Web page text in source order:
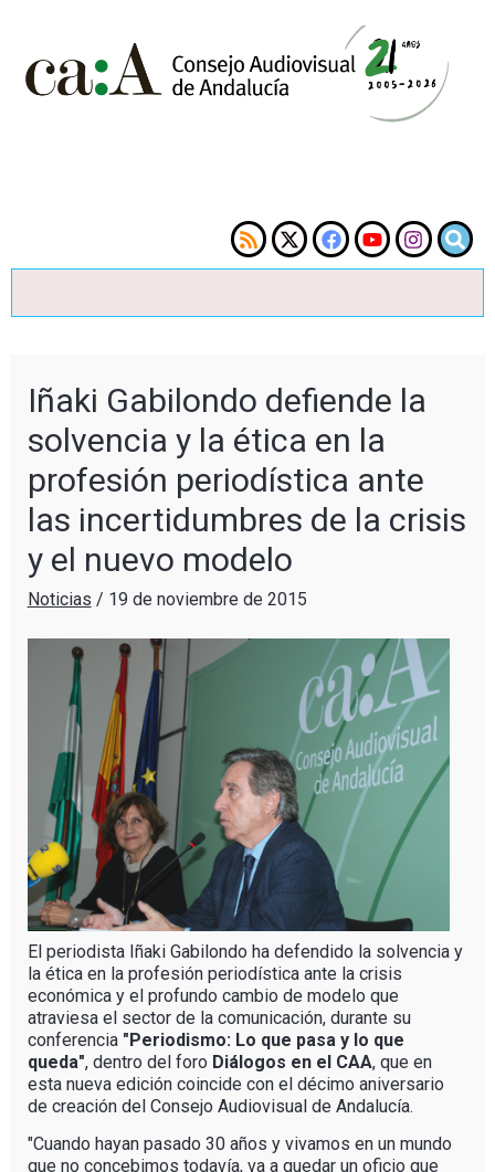
Iñaki Gabilondo defiende la
solvencia y la ética en la
profesión periodística ante
las incertidumbres de la crisis
y el nuevo modelo
Noticias / 19 de noviembre de 2015
El periodista Iñaki Gabilondo ha defendido la solvencia y
la ética en la profesión periodística ante la crisis
económica y el profundo cambio de modelo que
atraviesa el sector de la comunicación, durante su
conferencia "Periodismo: Lo que pasa y lo que
queda", dentro del foro Diálogos en el CAA, que en
esta nueva edición coincide con el décimo aniversario
de creación del Consejo Audiovisual de Andalucía.
"Cuando hayan pasado 30 años y vivamos en un mundo
que no concebimos todavía, va a quedar un oficio que